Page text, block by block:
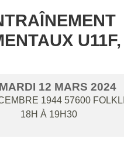
MARDI 12 MARS 2024
1944 57600
18H À 19H30